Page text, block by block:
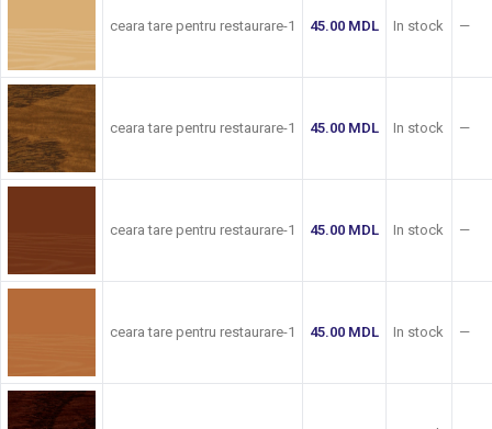
ceara tare pentru restaurare-1 45.00 MDL In stock —
ceara tare pentru restaurare-1 45.00 MDL In stock —
ceara tare pentru restaurare-1 45.00 MDL In stock —
ceara tare pentru restaurare-1 45.00 MDL In stock —